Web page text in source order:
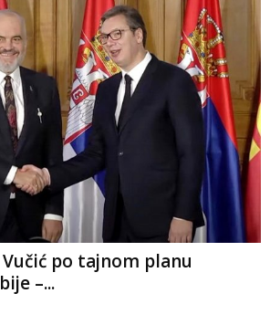
po tajnom planu
–...